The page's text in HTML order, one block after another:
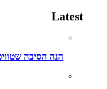
Latest
הנה הסיבה